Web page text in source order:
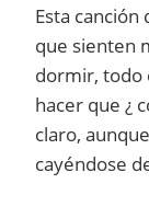
Esta
que sienten
dormir, todo
hacer que ¿
claro,
cayéndose